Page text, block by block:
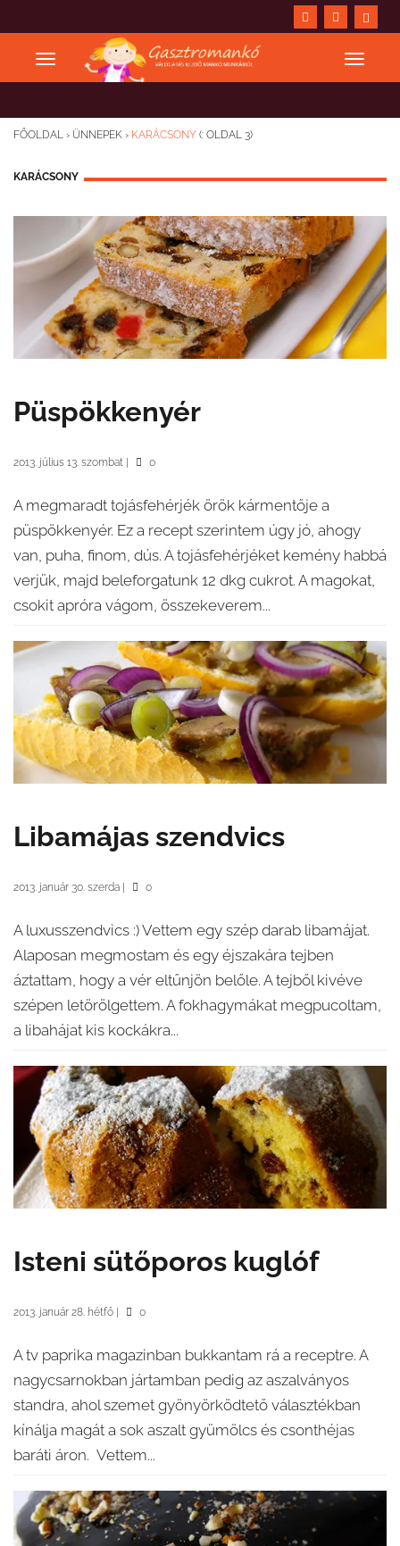
FŐOLDAL › ÜNNEPEK › KARÁCSONY (: OLDAL 3)
KARÁCSONY
Püspökkenyér
2013. július 13. szombat 0
A megmaradt tojásfehérjék örök kármentője a
püspökkenyér. Ez a recept szerintem úgy jó, ahogy
van, puha, finom, dús. A tojásfehérjéket kemény habbá
verjük, majd beleforgatunk 12 dkg cukrot. A magokat,
csokit apróra vágom, összekeverem...
Libamájas szendvics
2013. január 30. szerda 0
A luxusszendvics :) Vettem egy szép darab libamájat.
Alaposan megmostam és egy éjszakára tejben
áztattam, hogy a vér eltűnjön belőle. A tejből kivéve
szépen letörölgettem. A fokhagymákat megpucoltam,
a libahájat kis kockákra...
Isteni sütőporos kuglóf
2013. január 28. hétfő 0
A tv paprika magazinban bukkantam rá a receptre. A
nagycsarnokban jártamban pedig az aszalványos
standra, ahol szemet gyönyörködtető választékban
kínálja magát a sok aszalt gyümölcs és csonthéjas
baráti áron. Vettem...